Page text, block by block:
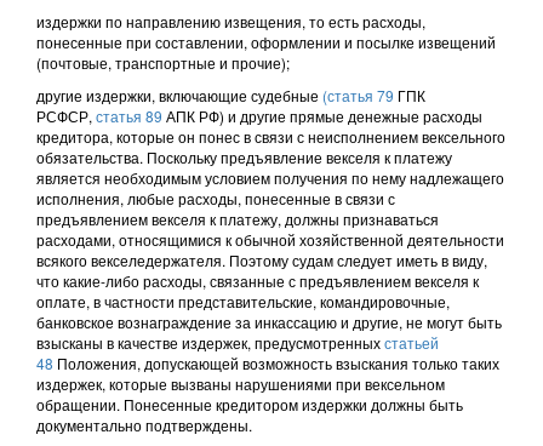
издержки по направлению извещения, то есть расходы,
понесенные при составлении, оформлении и посылке извещений
(почтовые, транспортные и прочие);
другие издержки, включающие судебные (статья 79 ГПК
РСФСР, статья 89 АПК РФ) и другие прямые денежные расходы
кредитора, которые он понес в связи с неисполнением вексельного
обязательства. Поскольку предъявление векселя к платежу
является необходимым условием получения по нему надлежащего
исполнения, любые расходы, понесенные в связи с
предъявлением векселя к платежу, должны признаваться
расходами, относящимися к обычной хозяйственной деятельности
всякого векселедержателя. Поэтому судам следует иметь в виду,
что какие-либо расходы, связанные с предъявлением векселя к
оплате, в частности представительские, командировочные,
банковское вознаграждение за инкассацию и другие, не могут быть
взысканы в качестве издержек, предусмотренныхстатьей
48 Положения, допускающей возможность взыскания только таких
издержек, которые вызваны нарушениями при вексельном
обращении. Понесенные кредитором издержки должны быть
документально подтверждены.